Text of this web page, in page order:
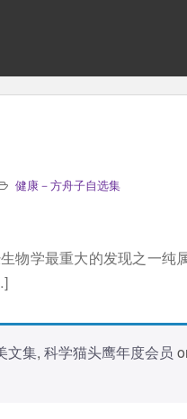
健康－方舟子自选集
物学最重大的发现之一纯
文集, 科学猫头鹰年度会员